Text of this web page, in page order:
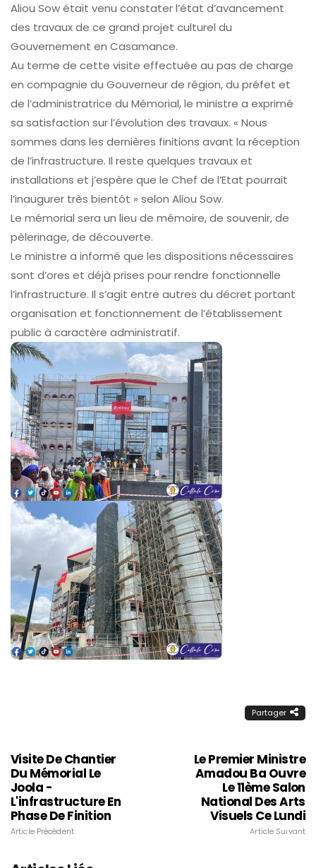
Aliou Sow était venu constater l’état d’avancement
des travaux de ce grand projet culturel du
Gouvernement en Casamance.
Au terme de cette visite effectuée au pas de charge
en compagnie du Gouverneur de région, du préfet et
de l’administratrice du Mémorial, le ministre a exprimé
sa satisfaction sur l’évolution des travaux. « Nous
sommes dans les dernières finitions avant la réception
de l’infrastructure. Il reste quelques travaux et
installations et j’espère que le Chef de l’Etat pourrait
l’inaugurer très bientôt » selon Aliou Sow.
Le mémorial sera un lieu de mémoire, de souvenir, de
pèlerinage, de découverte.
Le ministre a informé que les dispositions nécessaires
sont d’ores et déjà prises pour rendre fonctionnelle
l’infrastructure. Il s’agit entre autres du décret portant
organisation et fonctionnement de l’établissement
public à caractère administratif.
Partager
Visite De Chantier
Du Mémorial Le
Joola -
L'infrastructure En
Phase De Finition
Article Précédent
Le Premier Ministre
Amadou Ba Ouvre
Le 11ème Salon
National Des Arts
Visuels Ce Lundi
Article Suivant